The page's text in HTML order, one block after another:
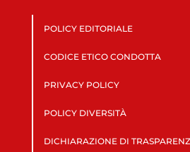
POLICY EDITORIALE
CODICE ETICO CONDOTTA
PRIVACY POLICY
POLICY DIVERSITÀ
DICHIARAZIONE DI